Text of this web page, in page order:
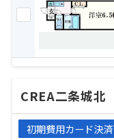
CREA二条城北
初期費用カード決